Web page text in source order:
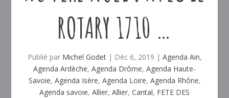
ROTARY 1710 …
Publié par Michel Godet| Déc 6, 2019 | Agenda Ain,
Agenda Ardèche, Agenda Drôme, Agenda Haute-
Savoie, Agenda Isère, Agenda Loire, Agenda Rhône,
Agenda savoie, Allier, Allier, Cantal, FETE DES